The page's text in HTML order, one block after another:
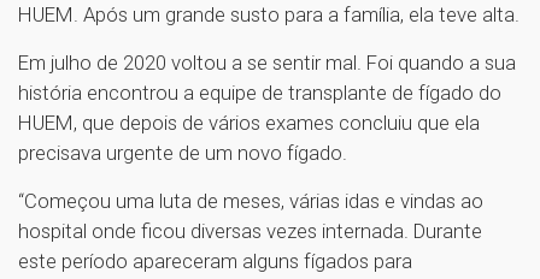
HUEM. Após um grande susto para a família, ela teve alta.
Em julho de 2020 voltou a se sentir mal. Foi quando a sua
história encontrou a equipe de transplante de fígado do
HUEM, que depois de vários exames concluiu que ela
precisava urgente de um novo fígado.
“Começou uma luta de meses, várias idas e vindas ao
hospital onde ficou diversas vezes internada. Durante
este período apareceram alguns fígados para